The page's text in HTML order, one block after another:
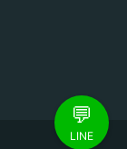
💬
LINE